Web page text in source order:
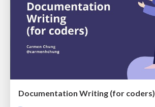
Documentation Writing (for coders)